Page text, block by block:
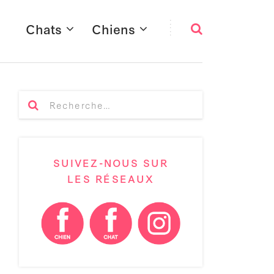
Chats Chiens
SUIVEZ-NOUS SUR
LES RÉSEAUX